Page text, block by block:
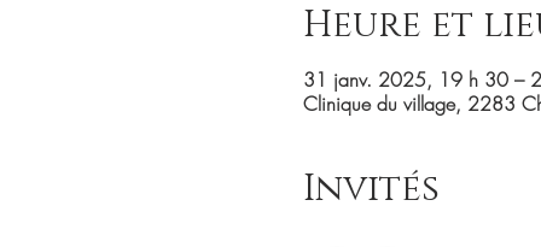
Heure et
31 janv. 2025, 19 h 30 –
Clinique du village, 2283
Invités